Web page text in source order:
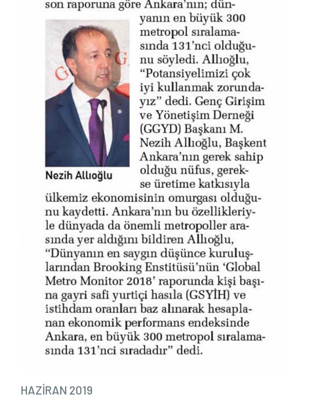
HAZİRAN 2019